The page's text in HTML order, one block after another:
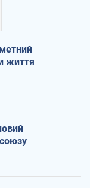
життя